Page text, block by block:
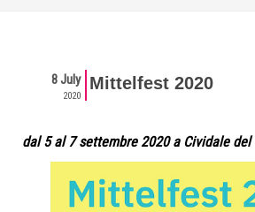
8 July
2020
Mittelfest 2020
dal 5 al 7 settembre 2020 a Cividale del